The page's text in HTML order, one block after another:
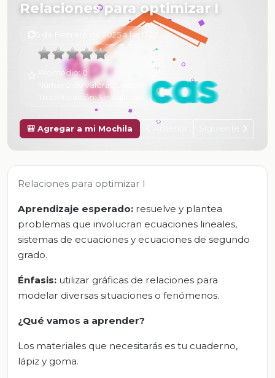
Relaciones para optimizar I
6 de Febrero de 2025 a las 17:22
Promedio:0
Número de valoraciones:
Tu calificación:Sin calificar
🎒 Agregar a mi Mochila
Relaciones para optimizar I
Aprendizaje esperado: resuelve y plantea
problemas que involucran ecuaciones lineales,
sistemas de ecuaciones y ecuaciones de segundo
grado.
Énfasis: utilizar gráficas de relaciones para
modelar diversas situaciones o fenómenos.
¿Qué vamos a aprender?
Los materiales que necesitarás es tu cuaderno,
lápiz y goma.